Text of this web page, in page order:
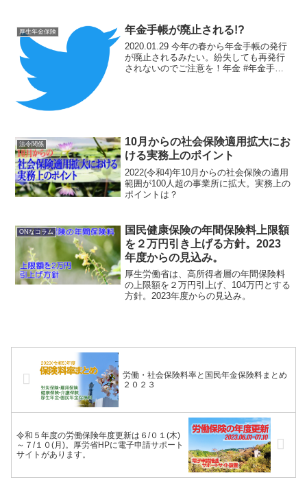
厚生年金保険 年金手帳が廃止される!?
2020.01.29 今年の春から年金手帳の発行
が廃止されるみたい。紛失しても再発行
されないのでご注意を！年金 #年金手帳
法令関係
10月からの社会保険適用拡大にお
ける実務上のポイント
2022(令和4)年10月からの社会保険の適用
範囲が100人超の事業所に拡大。実務上の
ポイントは？
ONなコラム
国民健康保険の年間保険料上限額
を２万円引き上げる方針。2023
年度からの見込み。
厚生労働省は、高所得者層の年間保険料
の上限額を２万円引上げ、104万円とする
方針。2023年度からの見込み。
労働・社会保険料率と国民年金保険料まとめ
２０２３
令和５年度の労働保険年度更新は６/０１(木)
～７/１０(月)。厚労省HPに電子申請サポート
サイトがあります。